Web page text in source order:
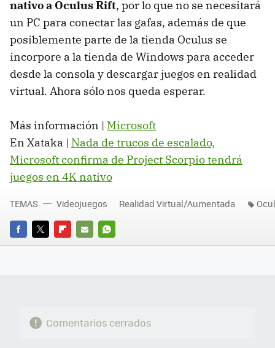
nativo a Oculus Rift, por lo que no se necesitará
un PC para conectar las gafas, además de que
posiblemente parte de la tienda Oculus se
incorpore a la tienda de Windows para acceder
desde la consola y descargar juegos en realidad
virtual. Ahora sólo nos queda esperar.
Más información | Microsoft
En Xataka | Nada de trucos de escalado,
Microsoft confirma de Project Scorpio tendrá
juegos en 4K nativo
FACEBOOK
TWITTERFLIPBOARD
E-
WHATSAPP
TEMAS Videojuegos Realidad Virtual/Aumentada
Comentarios cerrados